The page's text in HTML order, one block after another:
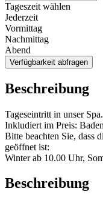
Tageszeit wählen
Jederzeit
Vormittag
Nachmittag
Abend
Verfügbarkeit abfragen
Beschreibung
Tageseintritt in unser Spa.
Inkludiert im Preis:
Bitte beachten Sie, dass
geöffnet ist:
Winter ab 10.00 Uhr,
Beschreibung